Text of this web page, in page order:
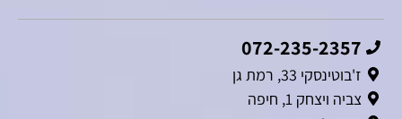
072-235-2357
ז'בוטינסקי 33, רמת גן
צביה ויצחק 1, חיפה